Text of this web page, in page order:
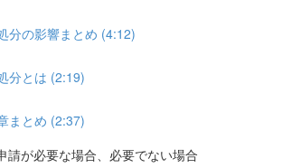
分の影響まとめ (4:12)
分とは (2:19)
まとめ (2:37)
が必要な場合、必要でない場合